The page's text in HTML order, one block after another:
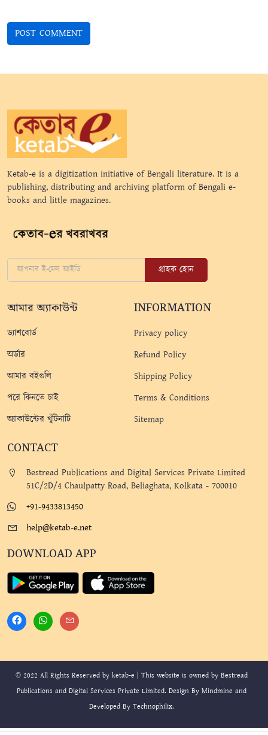
Ketab-e is a digitization initiative of Bengali literature. It is a
publishing, distributing and archiving platform of Bengali e-
books and little magazines.
গ্রাহক হোন
আমার অ্যাকাউন্ট
ড্যাশবোর্ড
অর্ডার
আমার বইগুলি
পরে কিনতে চাই
অ্যাকাউন্টের খুঁটিনাটি
INFORMATION
Privacy policy
Refund Policy
Shipping Policy
Terms & Conditions
Sitemap
CONTACT
Bestread Publications and Digital Services Private Limited
51C/2D/4 Chaulpatty Road, Beliaghata, Kolkata - 700010
+91-9433813450
help@ketab-e.net
DOWNLOAD APP
© 2022 All Rights Reserved by ketab-e | This website is owned by Bestread
Publications and Digital Services Private Limited. Design By Mindmine and
Developed By Technophilix.